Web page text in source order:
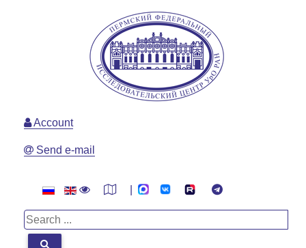
Account
Send e-mail